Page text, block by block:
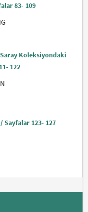
83- 109
Saray Koleksiyondaki
122
/ Sayfalar 123- 127